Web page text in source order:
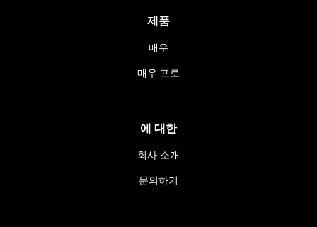
제품
매우
매우 프로
에 대한
회사 소개
문의하기